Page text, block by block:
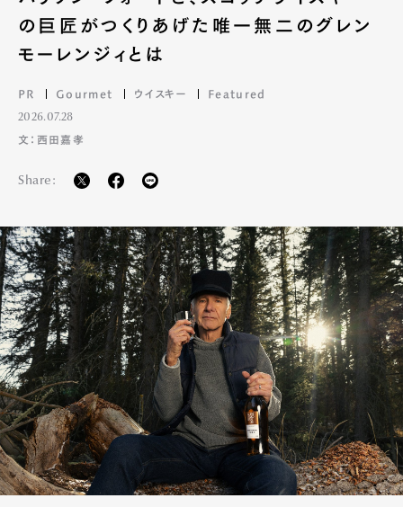
の巨匠がつくりあげた唯一無二のグレン
モーレンジィとは
PR Gourmet ウイスキー Featured
2026.07.28
文：西田嘉孝
Share: